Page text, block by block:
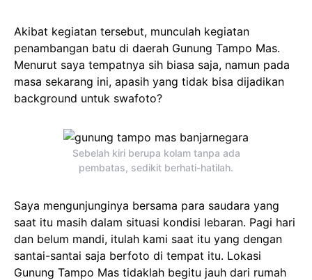
Akibat kegiatan tersebut, munculah kegiatan
penambangan batu di daerah Gunung Tampo Mas.
Menurut saya tempatnya sih biasa saja, namun pada
masa sekarang ini, apasih yang tidak bisa dijadikan
background untuk swafoto?
Sebelah kiri berupa kolam tanpa ada
pembatas, sedikit berhati-hatilah.
Saya mengunjunginya bersama para saudara yang
saat itu masih dalam situasi kondisi lebaran. Pagi hari
dan belum mandi, itulah kami saat itu yang dengan
santai-santai saja berfoto di tempat itu. Lokasi
Gunung Tampo Mas tidaklah begitu jauh dari rumah